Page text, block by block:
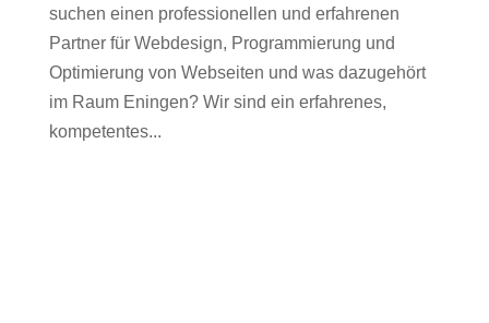
suchen einen professionellen und erfahrenen
Partner für Webdesign, Programmierung und
Optimierung von Webseiten und was dazugehört
im Raum Eningen? Wir sind ein erfahrenes,
kompetentes...